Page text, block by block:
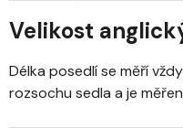
Velikost
Délka posedlí se měří
rozsochu sedla a je